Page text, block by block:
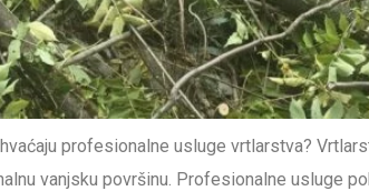
profesionalne usluge vrtlarstva?
vanjsku površinu. Profesionalne usluge